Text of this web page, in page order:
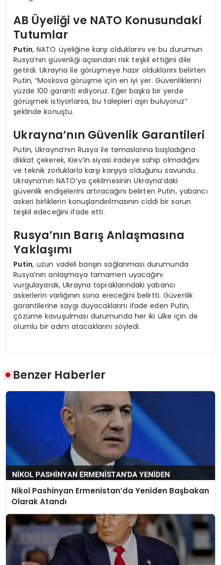
AB Üyeliği ve NATO Konusundaki
Tutumlar
Putin, NATO üyeliğine karşı olduklarını ve bu durumun
Rusya’nın güvenliği açısından risk teşkil ettiğini dile
getirdi. Ukrayna ile görüşmeye hazır olduklarını belirten
Putin, “Moskova görüşme için en iyi yer. Güvenliklerini
yüzde 100 garanti ediyoruz. Eğer başka bir yerde
görüşmek istiyorlarsa, bu talepleri aşırı buluyoruz”
şeklinde konuştu.
Ukrayna’nın Güvenlik Garantileri
Putin, Ukrayna’nın Rusya ile temaslarına başladığına
dikkat çekerek, Kiev’in siyasi iradeye sahip olmadığını
ve teknik zorluklarla karşı karşıya olduğunu savundu.
Ukrayna’nın NATO’ya çekilmesinin Ukrayna’daki
güvenlik endişelerini artıracağını belirten Putin, yabancı
askeri birliklerin konuşlandırılmasının ciddi bir sorun
teşkil edeceğini ifade etti.
Rusya’nın Barış Anlaşmasına
Yaklaşımı
Putin, uzun vadeli barışın sağlanması durumunda
Rusya’nın anlaşmaya tamamen uyacağını
vurgulayarak, Ukrayna topraklarındaki yabancı
askerlerin varlığının sona ereceğini belirtti. Güvenlik
garantilerine saygı duyacaklarını ifade eden Putin,
çözüme kavuşulması durumunda her iki ülke için de
olumlu bir adım atacaklarını söyledi.
Benzer Haberler
Nikol Pashinyan Ermenistan’da Yeniden Başbakan
Olarak Atandı